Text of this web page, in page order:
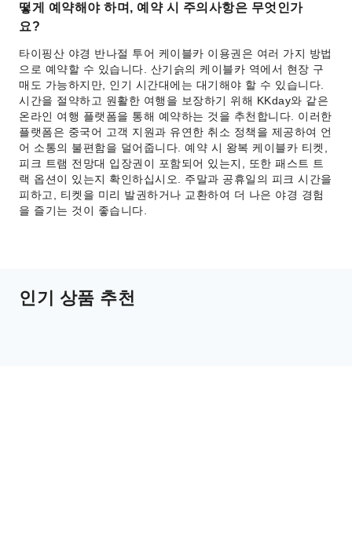
떻게 예약해야 하며, 예약 시 주의사항은 무엇인가
요?
타이핑산 야경 반나절 투어 케이블카 이용권은 여러 가지 방법
으로 예약할 수 있습니다. 산기슭의 케이블카 역에서 현장 구
매도 가능하지만, 인기 시간대에는 대기해야 할 수 있습니다.
시간을 절약하고 원활한 여행을 보장하기 위해 KKday와 같은
온라인 여행 플랫폼을 통해 예약하는 것을 추천합니다. 이러한
플랫폼은 중국어 고객 지원과 유연한 취소 정책을 제공하여 언
어 소통의 불편함을 덜어줍니다. 예약 시 왕복 케이블카 티켓,
피크 트램 전망대 입장권이 포함되어 있는지, 또한 패스트 트
랙 옵션이 있는지 확인하십시오. 주말과 공휴일의 피크 시간을
피하고, 티켓을 미리 발권하거나 교환하여 더 나은 야경 경험
을 즐기는 것이 좋습니다.
인기 상품 추천